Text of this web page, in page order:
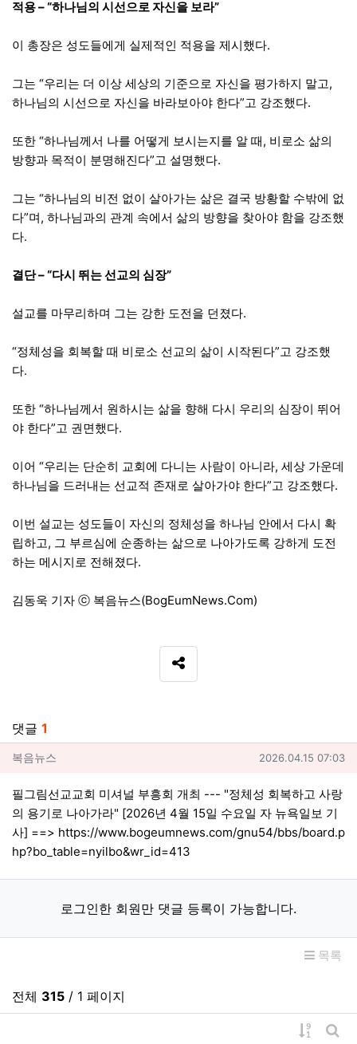
적용 – “하나님의 시선으로 자신을 보라”
이 총장은 성도들에게 실제적인 적용을 제시했다.
그는 “우리는 더 이상 세상의 기준으로 자신을 평가하지 말고,
하나님의 시선으로 자신을 바라보아야 한다”고 강조했다.
또한 “하나님께서 나를 어떻게 보시는지를 알 때, 비로소 삶의
방향과 목적이 분명해진다”고 설명했다.
그는 “하나님의 비전 없이 살아가는 삶은 결국 방황할 수밖에 없
다”며, 하나님과의 관계 속에서 삶의 방향을 찾아야 함을 강조했
다.
결단 – “다시 뛰는 선교의 심장”
설교를 마무리하며 그는 강한 도전을 던졌다.
“정체성을 회복할 때 비로소 선교의 삶이 시작된다”고 강조했
다.
또한 “하나님께서 원하시는 삶을 향해 다시 우리의 심장이 뛰어
야 한다”고 권면했다.
이어 “우리는 단순히 교회에 다니는 사람이 아니라, 세상 가운데
하나님을 드러내는 선교적 존재로 살아가야 한다”고 강조했다.
이번 설교는 성도들이 자신의 정체성을 하나님 안에서 다시 확
립하고, 그 부르심에 순종하는 삶으로 나아가도록 강하게 도전
하는 메시지로 전해졌다.
김동욱 기자 ⓒ 복음뉴스(BogEumNews.Com)
SNS 공유
댓글 1
복음뉴스님의 댓글
복음뉴스 작성일
2026.04.15 07:03
필그림선교교회 미셔널 부흥회 개최 --- "정체성 회복하고 사랑
의 용기로 나아가라" [2026년 4월 15일 수요일 자 뉴욕일보 기
사] ==> https://www.bogeumnews.com/gnu54/bbs/board.p
hp?bo_table=nyilbo&wr_id=413
로그인한 회원만 댓글 등록이 가능합니다.
목록
전체 315 / 1 페이지
게시물